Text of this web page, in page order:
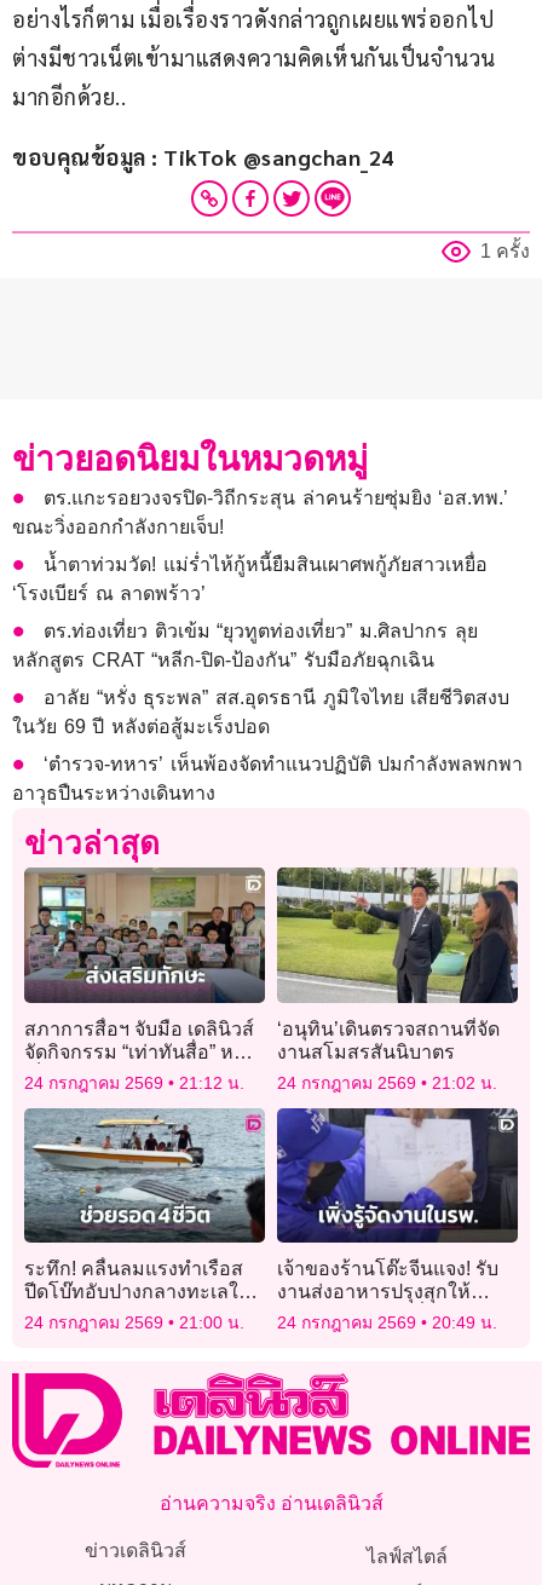
อย่างไรก็ตาม เมื่อเรื่องราวดังกล่าวถูกเผยแพร่ออกไป
ต่างมีชาวเน็ตเข้ามาแสดงความคิดเห็นกันเป็นจำนวน
มากอีกด้วย..
ขอบคุณข้อมูล : TikTok @sangchan_24
1 ครั้ง
ข่าวยอดนิยมในหมวดหมู่
ตร.แกะรอยวงจรปิด-วิถีกระสุน ล่าคนร้ายซุ่มยิง ‘อส.ทพ.’
ขณะวิ่งออกกำลังกายเจ็บ!
น้ำตาท่วมวัด! แม่ร่ำไห้กู้หนี้ยืมสินเผาศพกู้ภัยสาวเหยื่อ
‘โรงเบียร์ ณ ลาดพร้าว’
ตร.ท่องเที่ยว ติวเข้ม “ยุวทูตท่องเที่ยว” ม.ศิลปากร ลุย
หลักสูตร CRAT “หลีก-ปิด-ป้องกัน” รับมือภัยฉุกเฉิน
อาลัย “หรั่ง ธุระพล” สส.อุดรธานี ภูมิใจไทย เสียชีวิตสงบ
ในวัย 69 ปี หลังต่อสู้มะเร็งปอด
‘ตำรวจ-ทหาร’ เห็นพ้องจัดทำแนวปฏิบัติ ปมกำลังพลพกพา
อาวุธปืนระหว่างเดินทาง
ข่าวล่าสุด
สภาการสื่อฯ จับมือ เดลินิวส์
จัดกิจกรรม “เท่าทันสื่อ” หนุน
เด็กคิดวิเคราะห์ รู้ทัน
มิจฉาชีพ ส่งเสริมการอ่าน
เขียน
24 กรกฎาคม 2569 21:12 น.
‘อนุทิน’เดินตรวจสถานที่จัด
งานสโมสรสันนิบาตร
24 กรกฎาคม 2569 21:02 น.
ระทึก! คลื่นลมแรงทำเรือส
ปีดโบ๊ทอับปางกลางทะเลใกล้
เกาะคราม กู้ภัยช่วย 4 ชีวิต
ปลอดภัย
24 กรกฎาคม 2569 21:00 น.
เจ้าของร้านโต๊ะจีนแจง! รับ
งานส่งอาหารปรุงสุกให้
บุคลากรตักเอง เพิ่งรู้จัดใน
รพ.ตอนไปถึง
24 กรกฎาคม 2569 20:49 น.
อ่านความจริง อ่านเดลินิวส์
ข่าวเดลินิวส์
ไลฟ์สไตล์